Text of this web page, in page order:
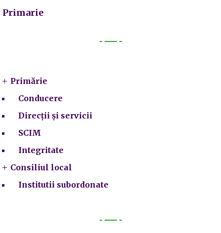
Primarie
Primărie
Conducere
Direcții și servicii
SCIM
Integritate
Consiliul local
Institutii subordonate